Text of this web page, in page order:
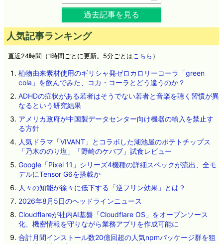
過去記事を見る
人気記事ランキング
直近24時間（1時間ごとに更新。5分ごとはこちら ）
植物由来素材使用のギリシャ発ゼロカロリーコーラ「green
cola」を飲んでみた、コカ・コーラとどう違うのか？
ADHDの症状がある若者はそうでない若者と音楽を聴く習慣が異
なるという研究結果
アメリカ政府が中国製データセンター向け機器の輸入を禁止す
る方針
人気ドラマ「VIVANT」とコラボした湖池屋のポテトチップス
「乃木ののり塩」「野崎のケバブ」試食レビュー
Google「Pixel 11」シリーズ4機種の詳細スペックが流出、全モ
デルにTensor G6を搭載か
人々の知能が徐々に低下する「逆フリン効果」とは？
2026年8月5日のヘッドラインニュース
Cloudflareが社内AI基盤「Cloudflare OS」をオープンソース
化、機密情報を守りながら業務アプリを作成可能に
合計月間インストール数20億回超の人気npmパッケージ群を狙